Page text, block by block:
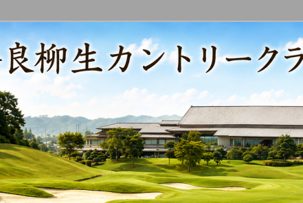
リークラブ総支配人ブログ
ースの改修・更新作業、ゴルフに関する随筆、喜怒哀楽などを気まぐ